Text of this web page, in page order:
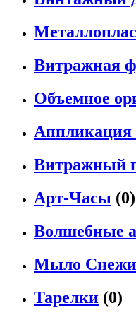
Витражная
Объемное
Аппликация
Витражный
Арт-Часы (0)
Волшебные
Мыло
Тарелки (0)